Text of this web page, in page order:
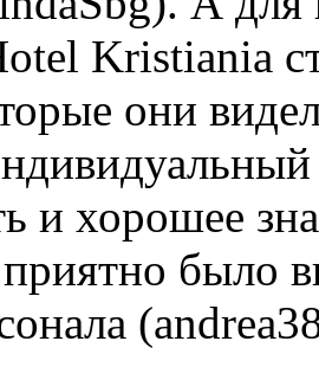
Kristiania
они
и хорошее
было